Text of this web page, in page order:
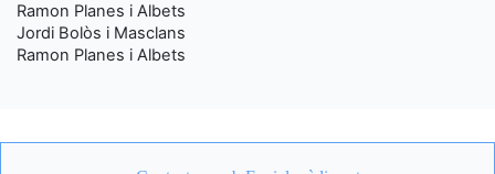
Ramon Planes i Albets
Jordi Bolòs i Masclans
Ramon Planes i Albets